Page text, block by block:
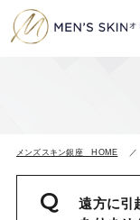
オ
メンズスキン銀座 HOME
遠方に引